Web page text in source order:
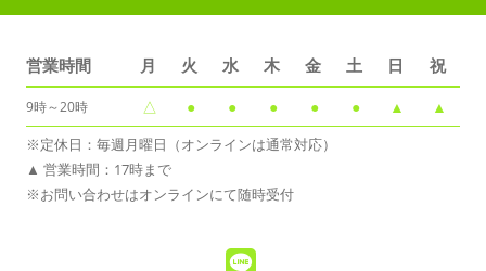
営業時間 月 火 水 木 金 土 日 祝
9時～20時 △ ● ● ● ● ● ▲ ▲
※定休日：毎週月曜日（オンラインは通常対応）
▲ 営業時間：17時まで
※お問い合わせはオンラインにて随時受付